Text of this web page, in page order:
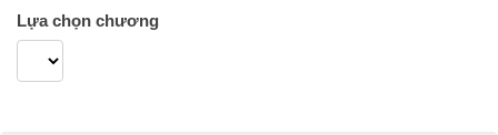
Lựa chọn chương